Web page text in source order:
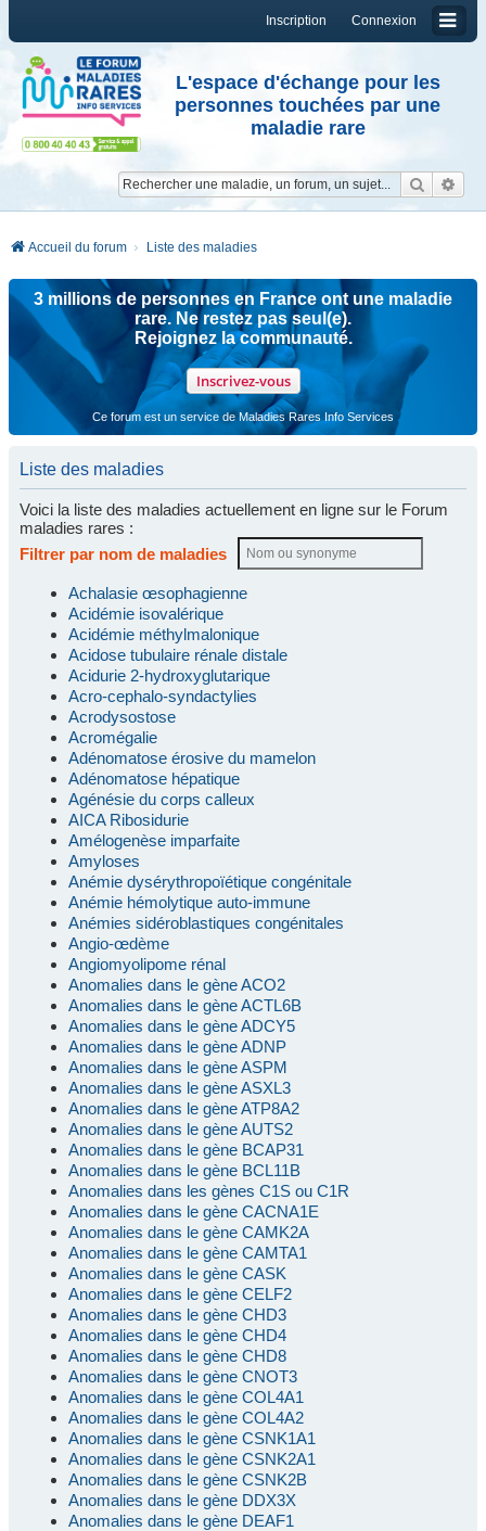
Connexion
Inscription
L'espace d'échange pour les
personnes touchées par une
maladie rare
Accueil du forum Liste des maladies
3 millions de personnes en France ont une maladie
rare. Ne restez pas seul(e).
Rejoignez la communauté.
Inscrivez-vous
Ce forum est un service de Maladies Rares Info Services
Liste des maladies
Voici la liste des maladies actuellement en ligne sur le Forum
maladies rares :
Filtrer par nom de maladies
Achalasie œsophagienne
Acidémie isovalérique
Acidémie méthylmalonique
Acidose tubulaire rénale distale
Acidurie 2-hydroxyglutarique
Acro-cephalo-syndactylies
Acrodysostose
Acromégalie
Adénomatose érosive du mamelon
Adénomatose hépatique
Agénésie du corps calleux
AICA Ribosidurie
Amélogenèse imparfaite
Amyloses
Anémie dysérythropoïétique congénitale
Anémie hémolytique auto-immune
Anémies sidéroblastiques congénitales
Angio-œdème
Angiomyolipome rénal
Anomalies dans le gène ACO2
Anomalies dans le gène ACTL6B
Anomalies dans le gène ADCY5
Anomalies dans le gène ADNP
Anomalies dans le gène ASPM
Anomalies dans le gène ASXL3
Anomalies dans le gène ATP8A2
Anomalies dans le gène AUTS2
Anomalies dans le gène BCAP31
Anomalies dans le gène BCL11B
Anomalies dans les gènes C1S ou C1R
Anomalies dans le gène CACNA1E
Anomalies dans le gène CAMK2A
Anomalies dans le gène CAMTA1
Anomalies dans le gène CASK
Anomalies dans le gène CELF2
Anomalies dans le gène CHD3
Anomalies dans le gène CHD4
Anomalies dans le gène CHD8
Anomalies dans le gène CNOT3
Anomalies dans le gène COL4A1
Anomalies dans le gène COL4A2
Anomalies dans le gène CSNK1A1
Anomalies dans le gène CSNK2A1
Anomalies dans le gène CSNK2B
Anomalies dans le gène DDX3X
Anomalies dans le gène DEAF1